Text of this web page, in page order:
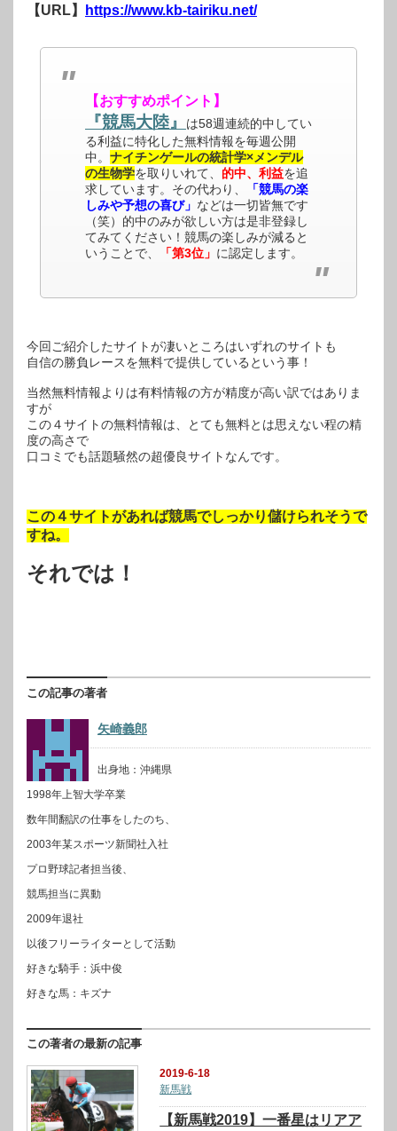
【URL】
https://www.kb-tairiku.net/
【おすすめポイント】
『競馬大陸』
は58週連続的中してい
る利益に特化した無料情報を毎週公開
中。 ナイチンゲールの統計学×メンデル
の生物学を取りいれて、 的中、利益を追
求しています。その代わり、
「競馬の楽
しみや予想の喜び」 などは一切皆無です
（笑）的中のみが欲しい方は是非登録し
てみてください！競馬の楽しみが減ると
いうことで、
「第3位」 に認定します。
今回ご紹介したサイトが凄いところはいずれのサイトも
自信の勝負レースを無料で提供しているという事！
当然無料情報よりは有料情報の方が精度が高い訳ではありま
すが
この４サイトの無料情報は、とても無料とは思えない程の精
度の高さで
口コミでも話題騒然の超優良サイトなんです。
この４サイトがあれば競馬でしっかり儲けられそうで
すね。
それでは！
この記事の著者
矢崎義郎
出身地：沖縄県
1998年上智大学卒業
数年間翻訳の仕事をしたのち、
2003年某スポーツ新聞社入社
プロ野球記者担当後、
競馬担当に異動
2009年退社
以後フリーライターとして活動
好きな騎手：浜中俊
好きな馬：キズナ
この著者の最新の記事
2019-6-18
新馬戦
【新馬戦2019】一番星はリアア